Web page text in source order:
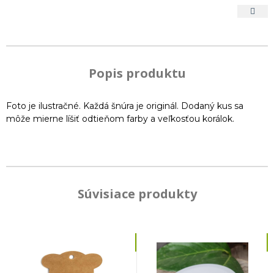
Popis produktu
Foto je ilustračné. Každá šnúra je originál. Dodaný kus sa
môže mierne líšiť odtieňom farby a veľkosťou korálok.
Súvisiace produkty